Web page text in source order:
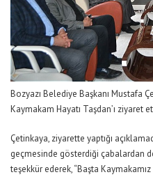
Bozyazı Belediye Başkanı Mustafa
Kaymakam Hayatı Taşdan’ı ziyaret
Çetinkaya, ziyarette yaptığı
geçmesinde gösterdiği çabalardan
teşekkür ederek, “Başta